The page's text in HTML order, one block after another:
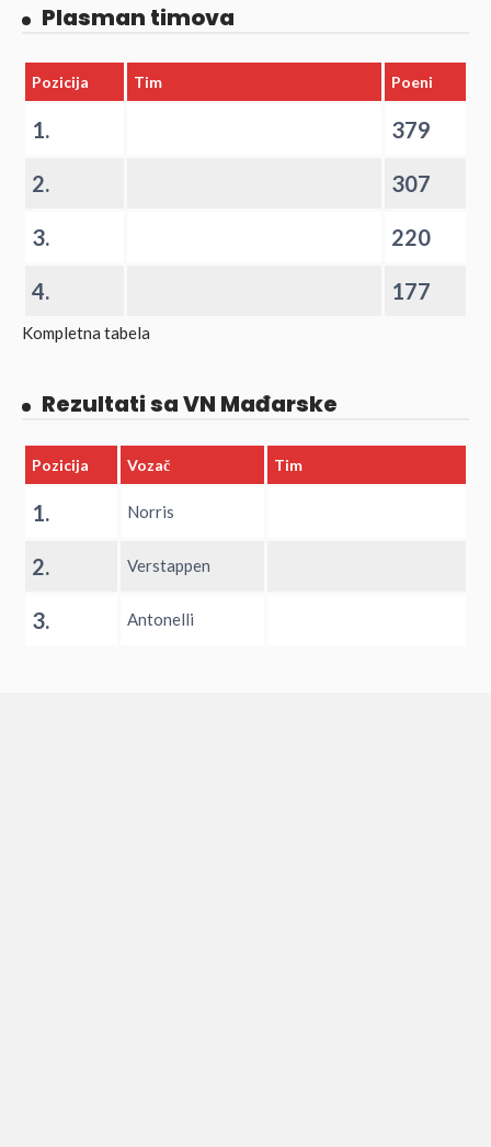
Plasman timova
Pozicija Tim Poeni
1. 379
2. 307
3. 220
4. 177
Kompletna tabela
Rezultati sa VN Mađarske
Pozicija Vozač Tim
1. Norris
2. Verstappen
3. Antonelli